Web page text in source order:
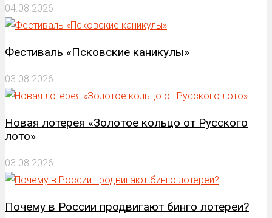
04.08.2026
Фестиваль «Псковские каникулы»
03.08.2026
Новая лотерея «Золотое кольцо от Русского
лото»
03.08.2026
Почему в России продвигают бинго лотереи?